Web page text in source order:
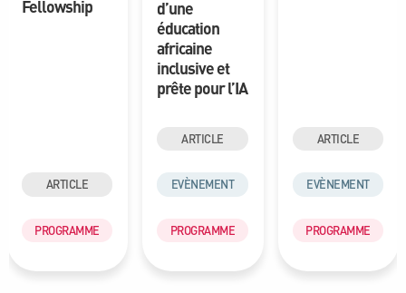
Fellowship
ARTICLE
PROGRAMME
d’une
éducation
africaine
inclusive et
prête pour l’IA
ARTICLE
EVÈNEMENT
PROGRAMME
ARTICLE
EVÈNEMENT
PROGRAMME